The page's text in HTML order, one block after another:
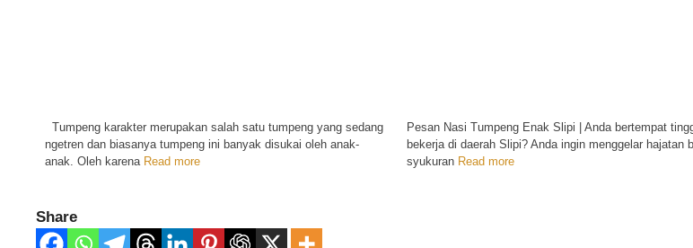
Tumpeng karakter merupakan salah satu tumpeng yang sedang
ngetren dan biasanya tumpeng ini banyak disukai oleh anak-
anak. Oleh karena Read more
Pesan Nasi Tumpeng Enak Slipi | Anda bertempat
bekerja di daerah Slipi? Anda ingin menggelar hajatan
syukuran Read more
Share